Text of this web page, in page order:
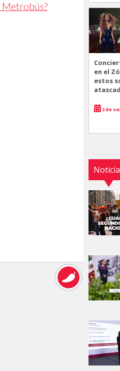
Metrobús?
en el
estos
2 de